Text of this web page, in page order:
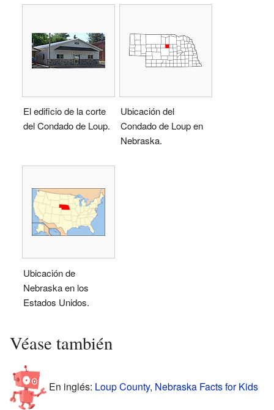
El edificio de la corte
del Condado de Loup.
Ubicación del
Condado de Loup en
Nebraska.
Ubicación de
Nebraska en los
Estados Unidos.
Véase también
En inglés: Loup County, Nebraska Facts for Kids